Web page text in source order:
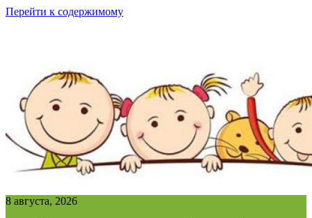
Перейти к содержимому
8 августа, 2026